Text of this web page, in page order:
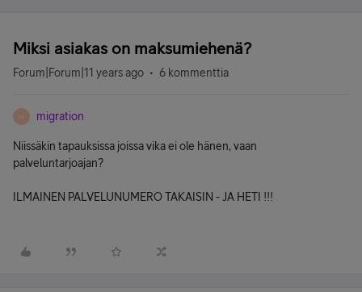
Miksi asiakas on maksumiehenä?
Forum|Forum|11 years ago 6 kommenttia
M migration
Niissäkin tapauksissa joissa vika ei ole hänen, vaan
palveluntarjoajan?
ILMAINEN PALVELUNUMERO TAKAISIN - JA HETI !!!